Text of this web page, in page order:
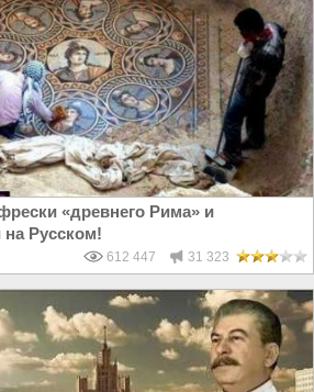
«древнего Рима» и
Русском!
612 447 31 323